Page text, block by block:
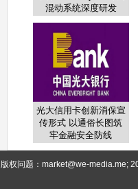
混动系统深度研发
光大信用卡创新消保宣
传形式 以通俗长图筑
牢金融安全防线
版权问题：market@we-media.me;